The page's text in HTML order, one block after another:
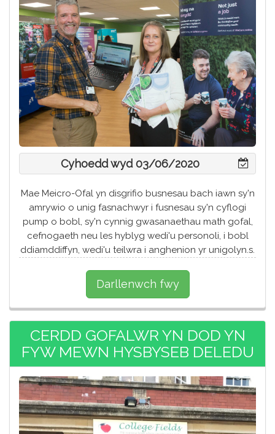
Cyhoedd wyd 03/06/2020
Mae Meicro-Ofal yn disgrifio busnesau bach iawn sy'n
amrywio o unig fasnachwyr i fusnesau sy'n cyflogi
pump o bobl, sy'n cynnig gwasanaethau math gofal,
cefnogaeth neu les hyblyg wedi'u personoli, i bobl
ddiamddiffyn, wedi'u teilwra i anghenion yr unigolyn.s.
Darllenwch fwy
CERDD GOFALWR YN DOD YN
FYW MEWN HYSBYSEB DELEDU